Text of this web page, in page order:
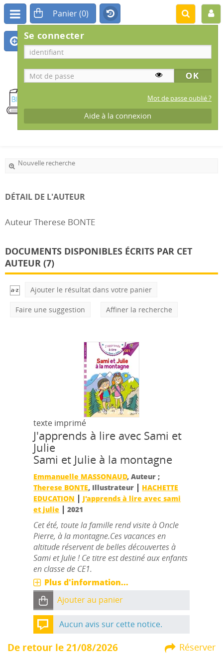
BIBLIOTHÈQUE
MUNICIPALE
IS-SUR-TILLE
Se connecter
Mot de passe oublié ?
Aide à la connexion
Nouvelle recherche
DÉTAIL DE L'AUTEUR
Auteur Therese BONTE
DOCUMENTS DISPONIBLES ÉCRITS PAR CET
AUTEUR (7)
Ajouter le résultat dans votre panier
Faire une suggestion Affiner la recherche
texte imprimé
J'apprends à lire avec Sami et
Julie
Sami et Julie à la montagne
Emmanuelle MASSONAUD, Auteur ;
Therese BONTE, Illustrateur | HACHETTE
EDUCATION | J'apprends à lire avec sami
et julie |2021
Cet été, toute la famille rend visite à Oncle
Pierre, à la montagne.Ces vacances en
altitude réservent de belles découvertes à
Sami et Julie ! Ce titre est destiné aux enfants
en classe de CE1.
Plus d'information...
Ajouter au panier
Aucun avis sur cette notice.
Réserver
De retour le 21/08/2026